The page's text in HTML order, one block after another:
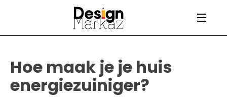
Hoe maak je je huis
energiezuiniger?